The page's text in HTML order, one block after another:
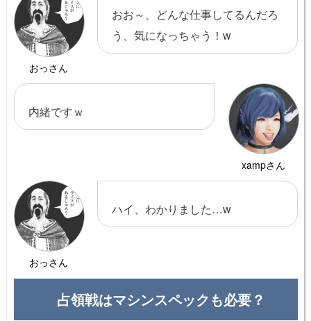
おっさん
おお～、どんな仕事してるんだろ
う、気になっちゃう！w
xampさん
内緒ですｗ
おっさん
ハイ、わかりました…w
占領戦はマシンスペックも必要？